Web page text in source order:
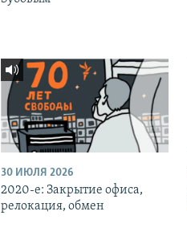
30 ИЮЛЯ 2026
2020-е: Закрытие офиса,
релокация, обмен